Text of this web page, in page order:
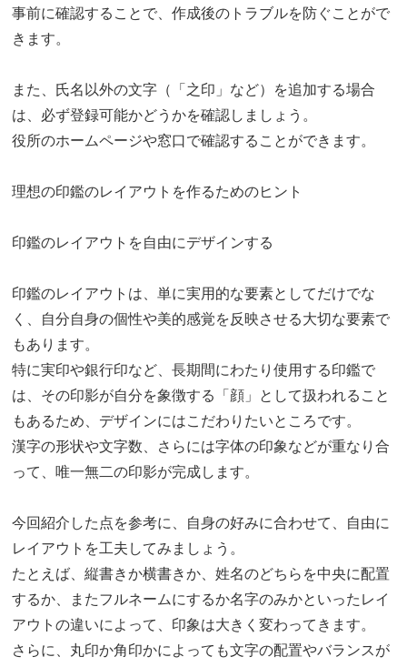
事前に確認することで、作成後のトラブルを防ぐことがで
きます。
また、氏名以外の文字（「之印」など）を追加する場合
は、必ず登録可能かどうかを確認しましょう。
役所のホームページや窓口で確認することができます。
理想の印鑑のレイアウトを作るためのヒント
印鑑のレイアウトを自由にデザインする
印鑑のレイアウトは、単に実用的な要素としてだけでな
く、自分自身の個性や美的感覚を反映させる大切な要素で
もあります。
特に実印や銀行印など、長期間にわたり使用する印鑑で
は、その印影が自分を象徴する「顔」として扱われること
もあるため、デザインにはこだわりたいところです。
漢字の形状や文字数、さらには字体の印象などが重なり合
って、唯一無二の印影が完成します。
今回紹介した点を参考に、自身の好みに合わせて、自由に
レイアウトを工夫してみましょう。
たとえば、縦書きか横書きか、姓名のどちらを中央に配置
するか、またフルネームにするか名字のみかといったレイ
アウトの違いによって、印象は大きく変わってきます。
さらに、丸印か角印かによっても文字の配置やバランスが